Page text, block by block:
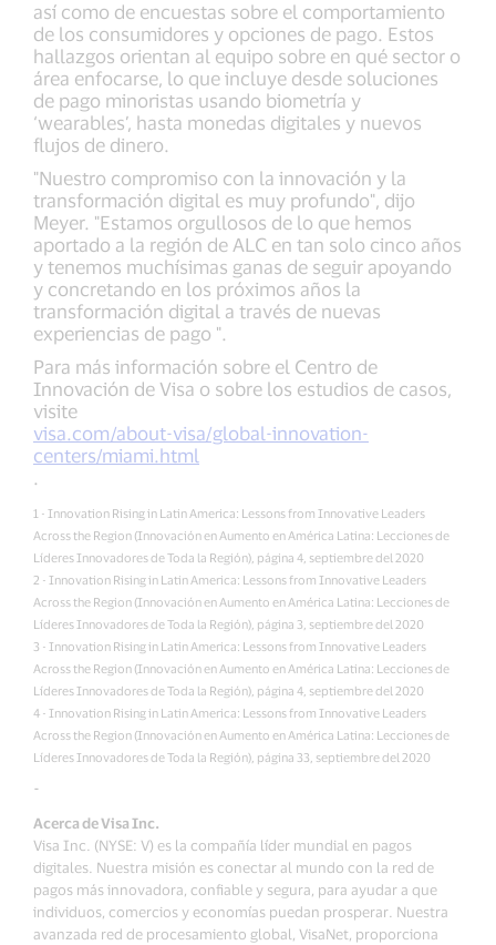
así como de encuestas sobre el comportamiento
de los consumidores y opciones de pago. Estos
hallazgos orientan al equipo sobre en qué sector o
área enfocarse, lo que incluye desde soluciones
de pago minoristas usando biometría y
‘wearables’, hasta monedas digitales y nuevos
flujos de dinero.
"Nuestro compromiso con la innovación y la
transformación digital es muy profundo", dijo
Meyer. "Estamos orgullosos de lo que hemos
aportado a la región de ALC en tan solo cinco años
y tenemos muchísimas ganas de seguir apoyando
y concretando en los próximos años la
transformación digital a través de nuevas
experiencias de pago ".
Para más información sobre el Centro de
Innovación de Visa o sobre los estudios de casos,
visite
visa.com/about-visa/global-innovation-
centers/miami.html
.
1 - Innovation Rising in Latin America: Lessons from Innovative Leaders
Across the Region (Innovación en Aumento en América Latina: Lecciones de
Líderes Innovadores de Toda la Región), página 4, septiembre del 2020
2 - Innovation Rising in Latin America: Lessons from Innovative Leaders
Across the Region (Innovación en Aumento en América Latina: Lecciones de
Líderes Innovadores de Toda la Región), página 3, septiembre del 2020
3 - Innovation Rising in Latin America: Lessons from Innovative Leaders
Across the Region (Innovación en Aumento en América Latina: Lecciones de
Líderes Innovadores de Toda la Región), página 4, septiembre del 2020
4 - Innovation Rising in Latin America: Lessons from Innovative Leaders
Across the Region (Innovación en Aumento en América Latina: Lecciones de
Líderes Innovadores de Toda la Región), página 33, septiembre del 2020
-
Acerca de Visa Inc.
Visa Inc. (NYSE: V) es la compañía líder mundial en pagos
digitales. Nuestra misión es conectar al mundo con la red de
pagos más innovadora, confiable y segura, para ayudar a que
individuos, comercios y economías puedan prosperar. Nuestra
avanzada red de procesamiento global, VisaNet, proporciona